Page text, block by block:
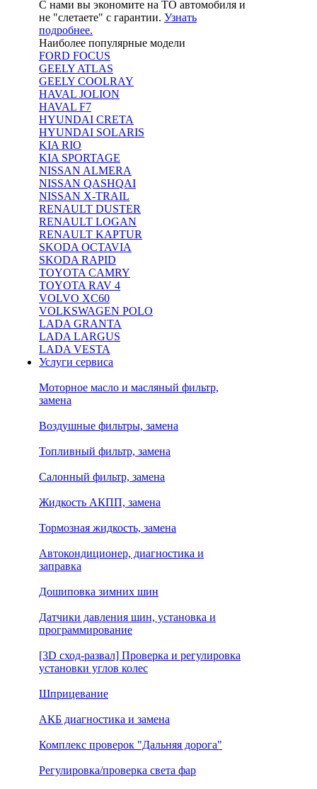
С нами вы экономите на ТО автомобиля и
не "слетаете" с гарантии. Узнать
подробнее.
Наиболее популярные модели
FORD FOCUS
GEELY ATLAS
GEELY COOLRAY
HAVAL JOLION
HAVAL F7
HYUNDAI CRETA
HYUNDAI SOLARIS
KIA RIO
KIA SPORTAGE
NISSAN ALMERA
NISSAN QASHQAI
NISSAN X-TRAIL
RENAULT DUSTER
RENAULT LOGAN
RENAULT KAPTUR
SKODA OCTAVIA
SKODA RAPID
TOYOTA CAMRY
TOYOTA RAV 4
VOLVO XC60
VOLKSWAGEN POLO
LADA GRANTA
LADA LARGUS
LADA VESTA
Услуги сервиса
Моторное масло и масляный фильтр,
замена
Воздушные фильтры, замена
Топливный фильтр, замена
Салонный фильтр, замена
Жидкость АКПП, замена
Тормозная жидкость, замена
Автокондиционер, диагностика и
заправка
Дошиповка зимних шин
Датчики давления шин, установка и
программирование
[3D сход-развал] Проверка и регулировка
установки углов колес
Шприцевание
АКБ диагностика и замена
Комплекс проверок "Дальняя дорога"
Регулировка/проверка света фар